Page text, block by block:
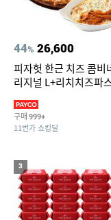
44% 26,600
피자헛 한근 치즈 콤비
리지널 L+리치치즈파
구매 999+
11번가 쇼킹딜
3